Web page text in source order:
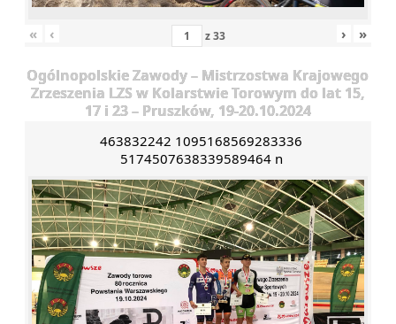
« ‹ z33 › »
Ogólnopolskie Zawody – Mistrzostwa Krajowego
Zrzeszenia LZS w Kolarstwie Torowym do lat 15,
17 i 23 – Pruszków, 19-20.10.2024
463832242 1095168569283336
5174507638339589464 n